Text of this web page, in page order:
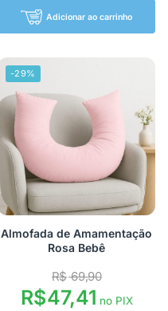
Adicionar ao carrinho
-29%
Almofada de Amamentação
Rosa Bebê
R$69,90
R$47,41 no PIX